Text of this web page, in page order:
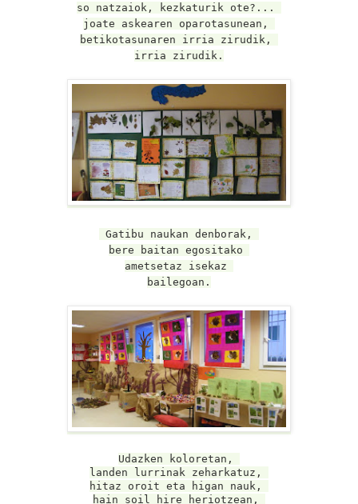
so natzaiok, kezkaturik ote?...
joate askearen oparotasunean,
betikotasunaren irria zirudik,
irria zirudik.
Gatibu naukan denborak,
bere baitan egositako
ametsetaz isekaz
bailegoan.
Udazken koloretan,
landen lurrinak zeharkatuz,
hitaz oroit eta higan nauk,
hain soil hire heriotzean,